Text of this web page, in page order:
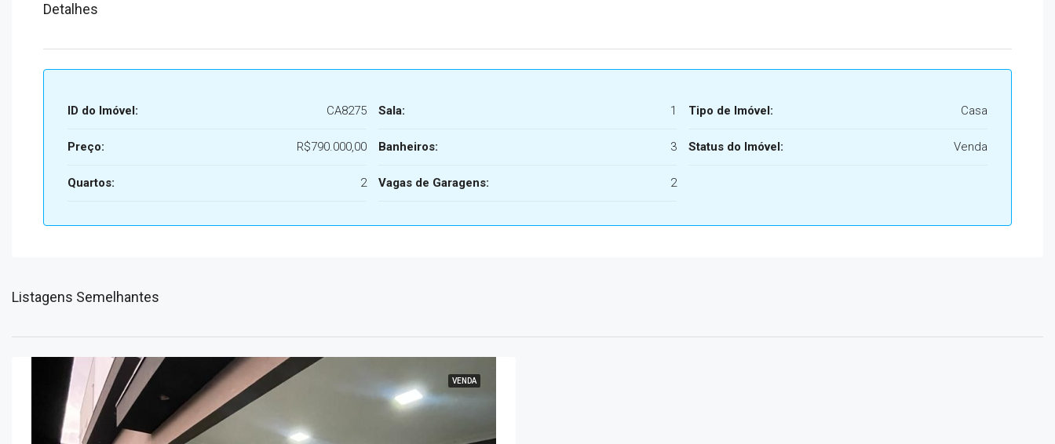
Detalhes
ID do Imóvel: CA8275
Preço: R$790.000,00
Quartos: 2
Sala: 1
Banheiros: 3
Vagas de Garagens: 2
Tipo de Imóvel: Casa
Status do Imóvel: Venda
Listagens Semelhantes
VENDA